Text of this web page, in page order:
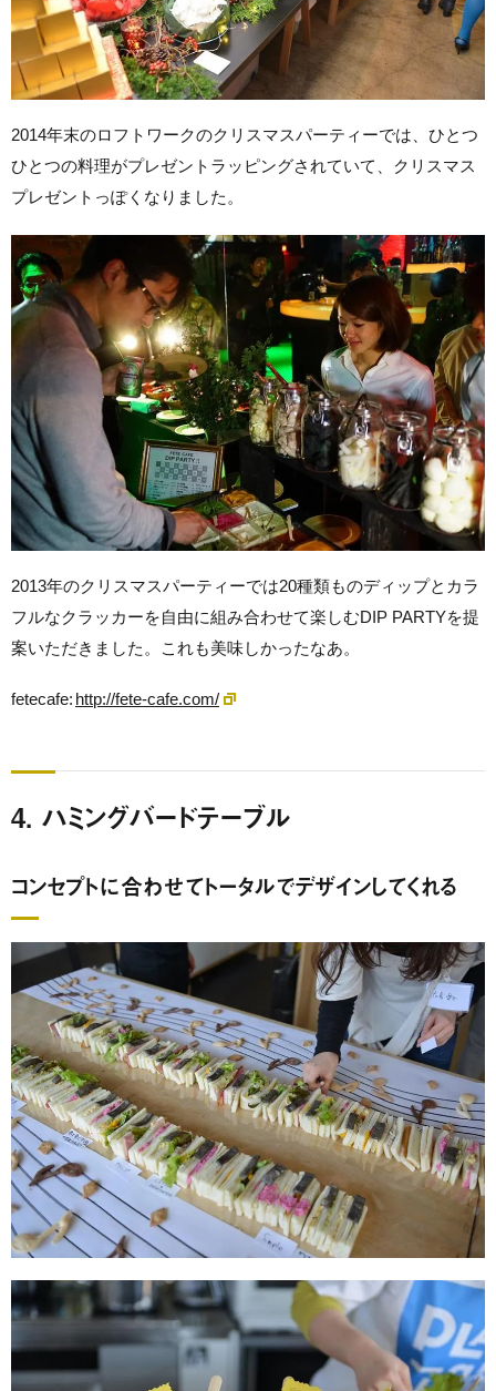
2014年末のロフトワークのクリスマスパーティーでは、ひとつ
ひとつの料理がプレゼントラッピングされていて、クリスマス
プレゼントっぽくなりました。
2013年のクリスマスパーティーでは20種類ものディップとカラ
フルなクラッカーを自由に組み合わせて楽しむDIP PARTYを提
案いただきました。これも美味しかったなあ。
fetecafe: http://fete-cafe.com/
4. ハミングバードテーブル
コンセプトに合わせてトータルでデザインしてくれる